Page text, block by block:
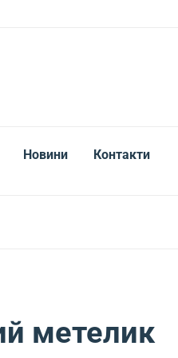
Новини Контакти
метелик